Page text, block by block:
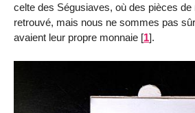
celte des Ségusiaves, où des pièces de
retrouvé, mais nous ne sommes pas
avaient leur propre monnaie [1].